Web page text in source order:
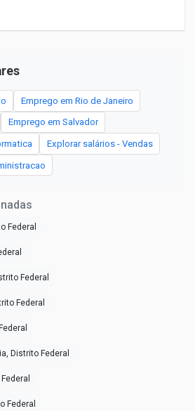
Emprego em Rio de Janeiro
Emprego em Salvador
Explorar salários - Vendas
Federal
Federal
Federal
Distrito Federal
Federal